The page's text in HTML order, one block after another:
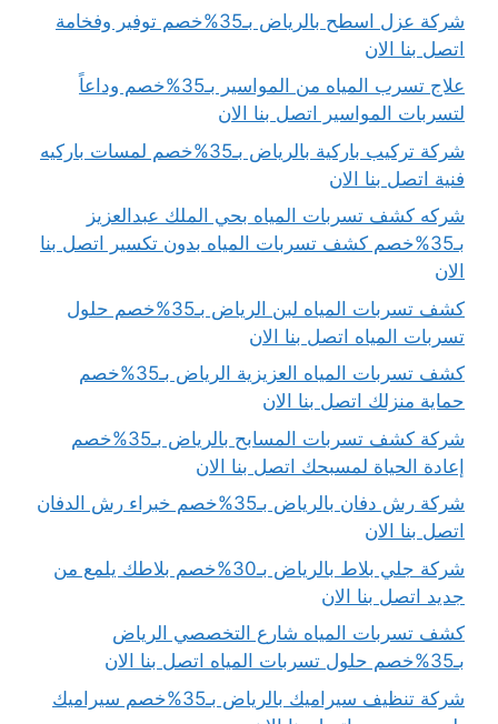
شركة عزل اسطح بالرياض بـ35%خصم توفير وفخامة
اتصل بنا الان
علاج تسرب المياه من المواسير بـ35%خصم وداعاً
لتسربات المواسير اتصل بنا الان
شركة تركيب باركية بالرياض بـ35%خصم لمسات باركيه
فنية اتصل بنا الان
شركه كشف تسربات المياه بحي الملك عبدالعزيز
بـ35%خصم كشف تسربات المياه بدون تكسير اتصل بنا
الان
كشف تسربات المياه لبن الرياض بـ35%خصم حلول
تسربات المياه اتصل بنا الان
كشف تسربات المياه العزيزية الرياض بـ35%خصم
حماية منزلك اتصل بنا الان
شركة كشف تسربات المسابح بالرياض بـ35%خصم
إعادة الحياة لمسبحك اتصل بنا الان
شركة رش دفان بالرياض بـ35%خصم خبراء رش الدفان
اتصل بنا الان
شركة جلي بلاط بالرياض بـ30%خصم بلاطك يلمع من
جديد اتصل بنا الان
كشف تسربات المياه شارع التخصصي الرياض
بـ35%خصم حلول تسربات المياه اتصل بنا الان
شركة تنظيف سيراميك بالرياض بـ35%خصم سيراميك